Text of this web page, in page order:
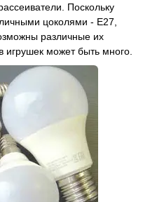
Поскольку
цоколями - Е27,
различные их
игрушек может быть много.